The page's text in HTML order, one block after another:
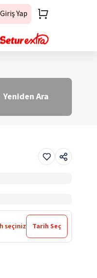
Giriş Yap
Yeniden Ara
seçiniz Tarih Seç